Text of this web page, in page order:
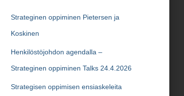
Strateginen oppiminen Pietersen ja
Koskinen
Henkilöstöjohdon agendalla –
Strateginen oppiminen Talks 24.4.2026
Strategisen oppimisen ensiaskeleita